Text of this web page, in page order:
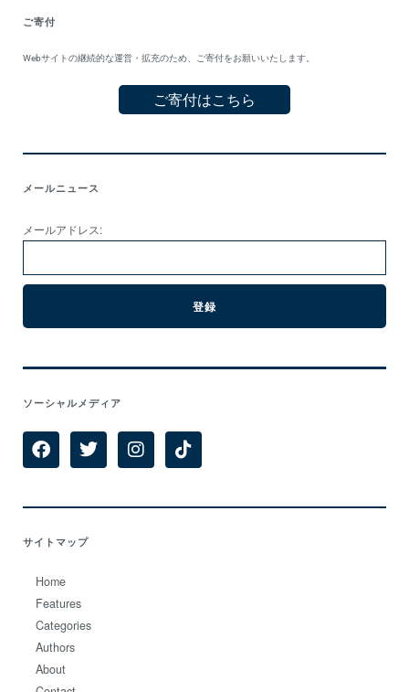
ご寄付
Webサイトの継続的な運営・拡充のため、ご寄付をお願いいたします。
ご寄付はこちら
メールニュース
メールアドレス:
ソーシャルメディア
サイトマップ
Home
Features
Categories
Authors
About